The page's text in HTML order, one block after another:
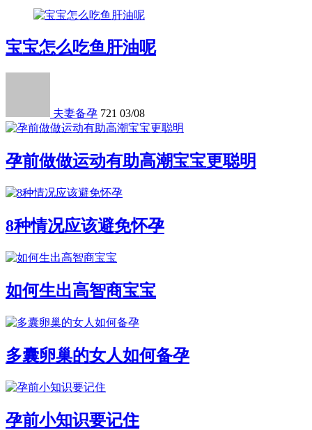
宝宝怎么吃鱼肝油呢
夫妻备孕 721 03/08
孕前做做运动有助高潮宝宝更聪明
8种情况应该避免怀孕
如何生出高智商宝宝
多囊卵巢的女人如何备孕
孕前小知识要记住